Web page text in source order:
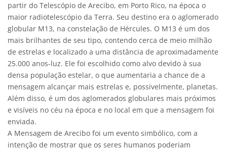
partir do Telescópio de Arecibo, em Porto Rico, na época o
maior radiotelescópio da Terra. Seu destino era o aglomerado
globular M13, na constelação de Hércules. O M13 é um dos
mais brilhantes de seu tipo, contendo cerca de meio milhão
de estrelas e localizado a uma distância de aproximadamente
25.000 anos-luz. Ele foi escolhido como alvo devido à sua
densa população estelar, o que aumentaria a chance de a
mensagem alcançar mais estrelas e, possivelmente, planetas.
Além disso, é um dos aglomerados globulares mais próximos
e visíveis no céu na época e no local em que a mensagem foi
enviada.
A Mensagem de Arecibo foi um evento simbólico, com a
intenção de mostrar que os seres humanos poderiam